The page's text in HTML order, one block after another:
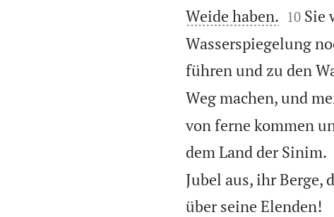
Weide haben.
10 Sie
Wasserspiegelung
führen und zu den
Weg machen, und
von ferne kommen
dem Land der Sinim.
Jubel aus, ihr Berge,
über seine Elenden!